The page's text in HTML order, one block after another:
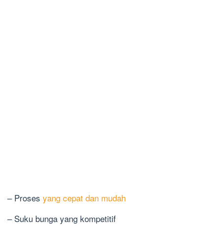
– Proses yang cepat dan mudah
– Suku bunga yang kompetitif